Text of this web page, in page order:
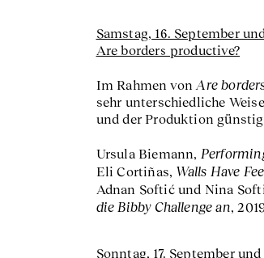
Samstag, 16. September
Are borders productive?
Im Rahmen von Are
sehr unterschiedliche
und der Produktion
Ursula Biemann,
Eli Cortiñas, Walls Have
Adnan Softić und Nina
die Bibby Challenge an,
Sonntag, 17. September